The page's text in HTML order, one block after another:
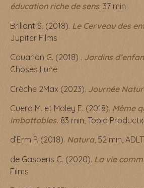
éducation riche de sens. 37 min
Brillant S. (2018). Le Cerveau des
Jupiter Films
Couanon G. (2018) . Jardins
Choses Lune
Crèche 2Max (2023). Journée
Cuerq M. et Moley E. (2018). Même
imbattables. 83 min, Topia
d’Erm P. (2018). Natura, 52 min,
de Gasperis C. (2020). La vie
Films